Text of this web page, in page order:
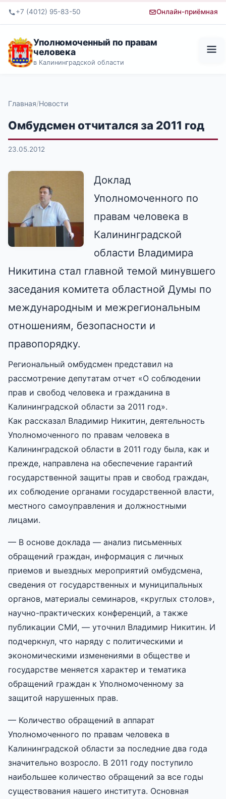
+7 (4012) 95-83-50 Онлайн-приёмная
Уполномоченный по правам
человека
в Калининградской области
Главная Новости
Омбудсмен отчитался за 2011 год
23.05.2012
Доклад
Уполномоченного по
правам человека в
Калининградской
области Владимира
Никитина стал главной темой минувшего
заседания комитета областной Думы по
международным и межрегиональным
отношениям, безопасности и
правопорядку.
Региональный омбудсмен представил на
рассмотрение депутатам отчет «О соблюдении
прав и свобод человека и гражданина в
Калининградской области за 2011 год».
Как рассказал Владимир Никитин, деятельность
Уполномоченного по правам человека в
Калининградской области в 2011 году была, как и
прежде, направлена на обеспечение гарантий
государственной защиты прав и свобод граждан,
их соблюдение органами государственной власти,
местного самоуправления и должностными
лицами.
— В основе доклада — анализ письменных
обращений граждан, информация с личных
приемов и выездных мероприятий омбудсмена,
сведения от государственных и муниципальных
органов, материалы семинаров, «круглых столов»,
научно-практических конференций, а также
публикации СМИ, — уточнил Владимир Никитин. И
подчеркнул, что наряду с политическими и
экономическими изменениями в обществе и
государстве меняется характер и тематика
обращений граждан к Уполномоченному за
защитой нарушенных прав.
— Количество обращений в аппарат
Уполномоченного по правам человека в
Калининградской области за последние два года
значительно возросло. В 2011 году поступило
наибольшее количество обращений за все годы
существования нашего института. Основная